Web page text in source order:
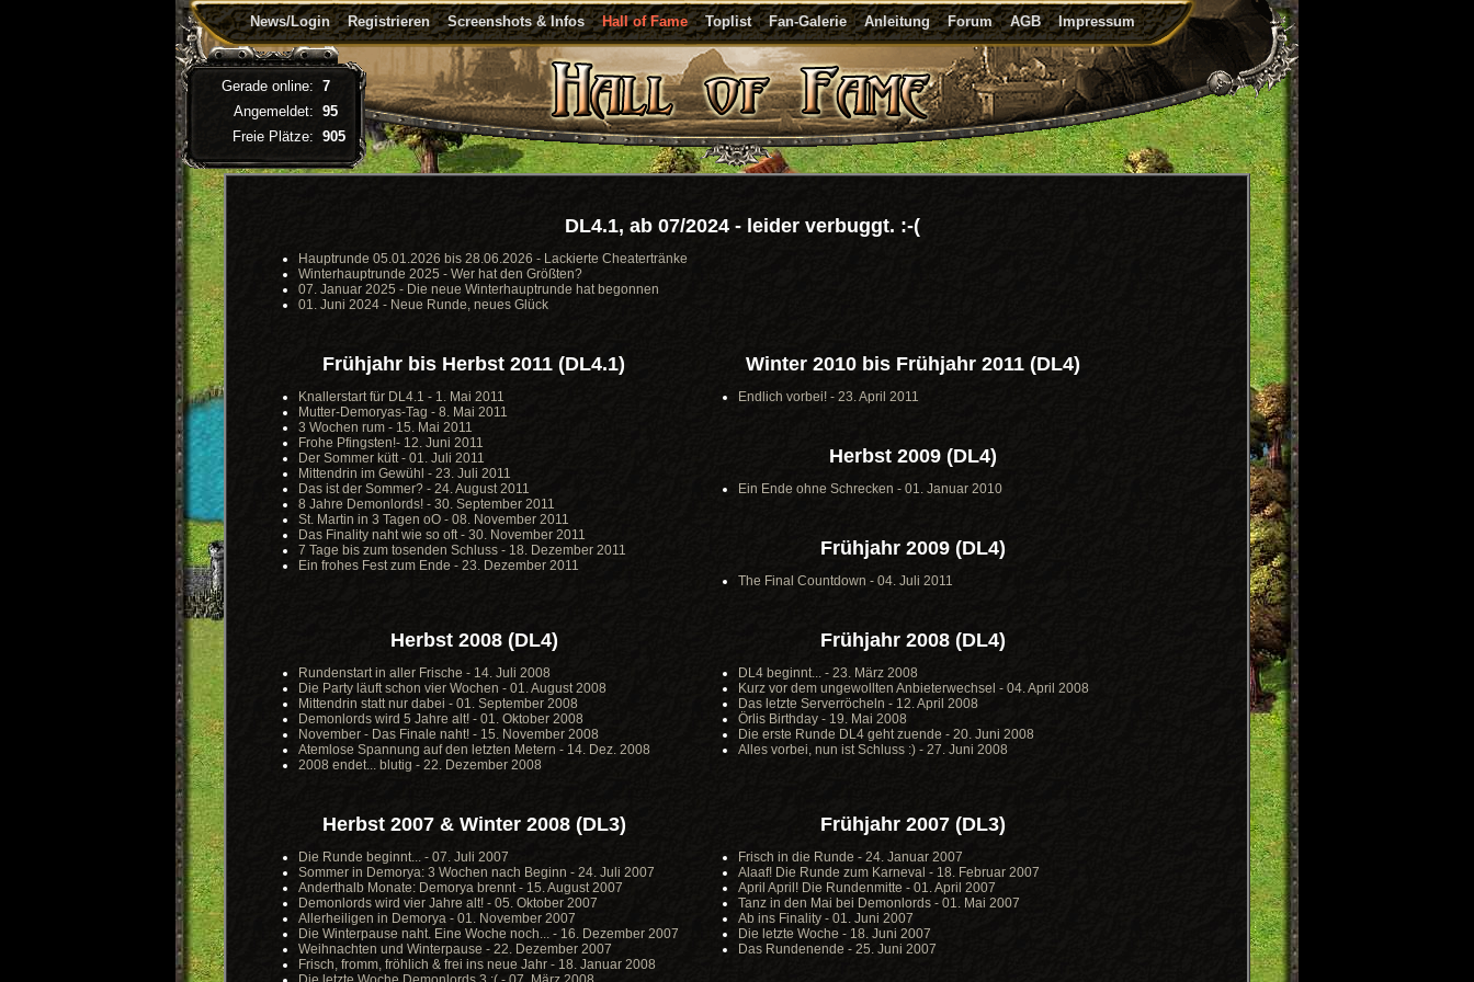
News/Login Registrieren Screenshots & Infos Hall of Fame Toplist Fan-Galerie Anleitung Forum AGB Impressum
DL4.1, ab 07/2024 - leider verbuggt. :-(
Hauptrunde 05.01.2026 bis 28.06.2026 - Lackierte Cheatertränke
Winterhauptrunde 2025 - Wer hat den Größten?
07. Januar 2025 - Die neue Winterhauptrunde hat begonnen
01. Juni 2024 - Neue Runde, neues Glück
Frühjahr bis Herbst 2011 (DL4.1)
Knallerstart für DL4.1 - 1. Mai 2011
Mutter-Demoryas-Tag - 8. Mai 2011
3 Wochen rum - 15. Mai 2011
Frohe Pfingsten!- 12. Juni 2011
Der Sommer kütt - 01. Juli 2011
Mittendrin im Gewühl - 23. Juli 2011
Das ist der Sommer? - 24. August 2011
8 Jahre Demonlords! - 30. September 2011
St. Martin in 3 Tagen oO - 08. November 2011
Das Finality naht wie so oft - 30. November 2011
7 Tage bis zum tosenden Schluss - 18. Dezember 2011
Ein frohes Fest zum Ende - 23. Dezember 2011
Winter 2010 bis Frühjahr 2011 (DL4)
Endlich vorbei! - 23. April 2011
Herbst 2009 (DL4)
Ein Ende ohne Schrecken - 01. Januar 2010
Frühjahr 2009 (DL4)
The Final Countdown - 04. Juli 2011
Herbst 2008 (DL4)
Rundenstart in aller Frische - 14. Juli 2008
Die Party läuft schon vier Wochen - 01. August 2008
Mittendrin statt nur dabei - 01. September 2008
Demonlords wird 5 Jahre alt! - 01. Oktober 2008
November - Das Finale naht! - 15. November 2008
Atemlose Spannung auf den letzten Metern - 14. Dez. 2008
2008 endet... blutig - 22. Dezember 2008
Frühjahr 2008 (DL4)
DL4 beginnt... - 23. März 2008
Kurz vor dem ungewollten Anbieterwechsel - 04. April 2008
Das letzte Serverröcheln - 12. April 2008
Örlis Birthday - 19. Mai 2008
Die erste Runde DL4 geht zuende - 20. Juni 2008
Alles vorbei, nun ist Schluss :) - 27. Juni 2008
Herbst 2007 & Winter 2008 (DL3)
Die Runde beginnt... - 07. Juli 2007
Sommer in Demorya: 3 Wochen nach Beginn - 24. Juli 2007
Anderthalb Monate: Demorya brennt - 15. August 2007
Demonlords wird vier Jahre alt! - 05. Oktober 2007
Allerheiligen in Demorya - 01. November 2007
Die Winterpause naht. Eine Woche noch... - 16. Dezember 2007
Weihnachten und Winterpause - 22. Dezember 2007
Frisch, fromm, fröhlich & frei ins neue Jahr - 18. Januar 2008
Frühjahr 2007 (DL3)
Frisch in die Runde - 24. Januar 2007
Alaaf! Die Runde zum Karneval - 18. Februar 2007
April April! Die Rundenmitte - 01. April 2007
Tanz in den Mai bei Demonlords - 01. Mai 2007
Ab ins Finality - 01. Juni 2007
Die letzte Woche - 18. Juni 2007
Das Rundenende - 25. Juni 2007
Gerade online: 7
Angemeldet: 95
Freie Plätze: 905